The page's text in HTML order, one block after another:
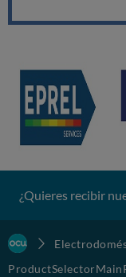
¿Quieres recibir